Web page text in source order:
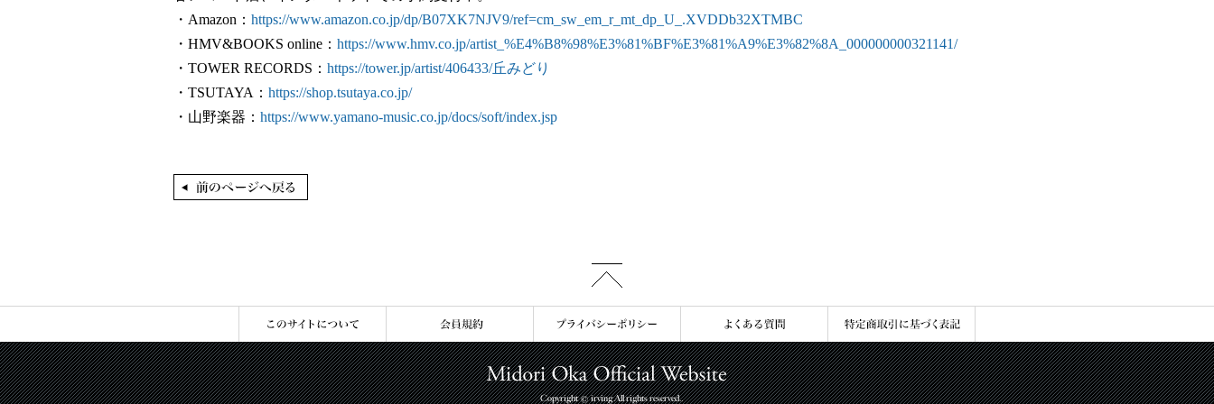
・Amazon： https://www.amazon.co.jp/dp/B07XK7NJV9/ref=cm_sw_em_r_mt_dp_U_.XVDDb32XTMBC
・HMV&BOOKS online： https://www.hmv.co.jp/artist_%E4%B8%98%E3%81%BF%E3%81%A9%E3%82%8A_000000000321141/
・TOWER RECORDS： https://tower.jp/artist/406433/丘みどり
・TSUTAYA： https://shop.tsutaya.co.jp/
・山野楽器： https://www.yamano-music.co.jp/docs/soft/index.jsp